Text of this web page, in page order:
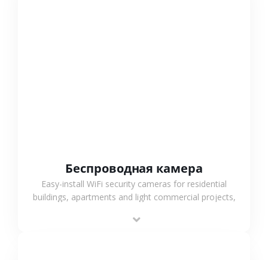
Беспроводная камера
Easy-install WiFi security cameras for residential
buildings, apartments and light commercial projects,
surveillance solutions.